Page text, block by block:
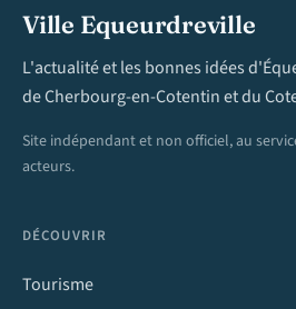
Ville Equeurdreville
L'actualité et les bonnes idées
de Cherbourg-en-Cotentin et du
Site indépendant et non officiel, au
acteurs.
DÉCOUVRIR
Tourisme